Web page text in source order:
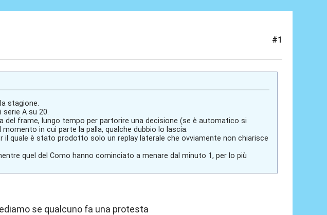
#1
stagione.
serie A su 20.
frame, lungo tempo per partorire una decisione (se è automatico si
in cui parte la palla, qualche dubbio lo lascia.
quale è stato prodotto solo un replay laterale che ovviamente non chiarisce
quel del Como hanno cominciato a menare dal minuto 1, per lo più
se qualcuno fa una protesta